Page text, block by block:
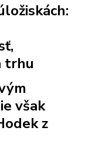
trhu
však
z